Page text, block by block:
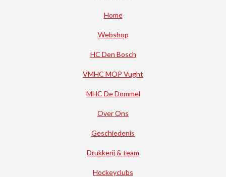
Home
Webshop
HC Den Bosch
VMHC MOP Vught
MHC De Dommel
Over Ons
Geschiedenis
Drukkerij & team
Hockeyclubs